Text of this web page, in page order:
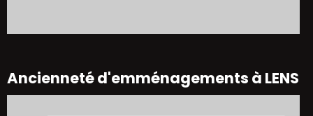
Ancienneté d'emménagements à LENS